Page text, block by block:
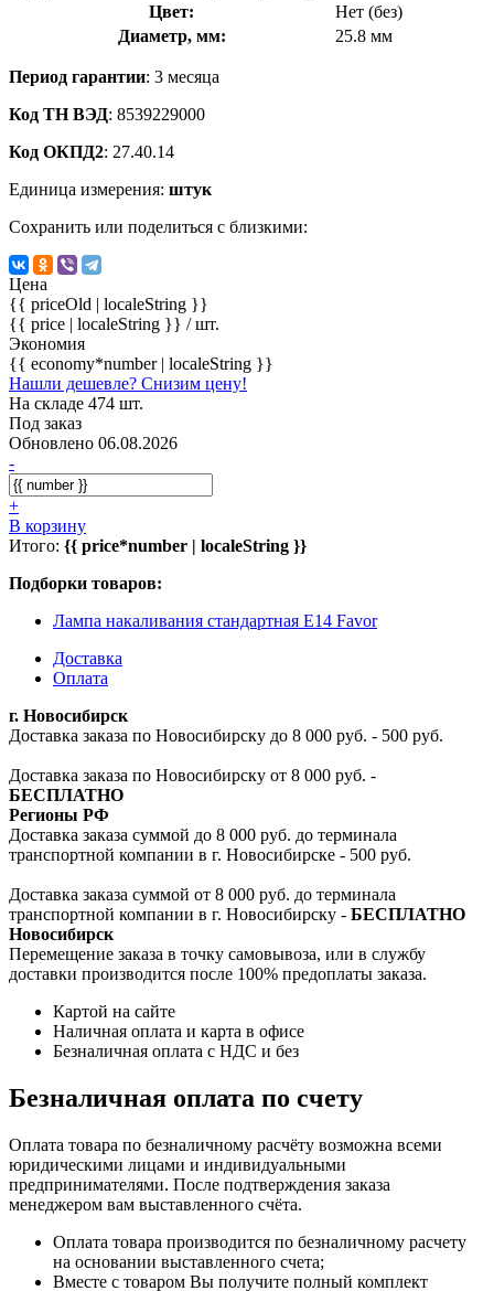
Цвет:
Нет (без)
Диаметр, мм:
25.8 мм
Период гарантии: 3 месяца
Код ТН ВЭД: 8539229000
Код ОКПД2: 27.40.14
Единица измерения: штук
Сохранить или поделиться с близкими:
Цена
{{ priceOld | localeString }}
{{ price | localeString }} / шт.
Экономия
{{ economy*number | localeString }}
Нашли дешевле? Снизим цену!
На складе 474 шт.
Под заказ
Обновлено 06.08.2026
-
+
В корзину
Итого: {{ price*number | localeString }}
Подборки товаров:
Лампа накаливания стандартная E14 Favor
Доставка
Оплата
г. Новосибирск
Доставка заказа по Новосибирску до 8 000 руб. - 500 руб.
Доставка заказа по Новосибирску от 8 000 руб. -
БЕСПЛАТНО
Регионы РФ
Доставка заказа суммой до 8 000 руб. до терминала
транспортной компании в г. Новосибирске - 500 руб.
Доставка заказа суммой от 8 000 руб. до терминала
транспортной компании в г. Новосибирску - БЕСПЛАТНО
Новосибирск
Перемещение заказа в точку самовывоза, или в службу
доставки производится после 100% предоплаты заказа.
Картой на сайте
Наличная оплата и карта в офисе
Безналичная оплата с НДС и без
Безналичная оплата по счету
Оплата товара по безналичному расчёту возможна всеми
юридическими лицами и индивидуальными
предпринимателями. После подтверждения заказа
менеджером вам выставленного счёта.
Оплата товара производится по безналичному расчету
на основании выставленного счета;
Вместе с товаром Вы получите полный комплект